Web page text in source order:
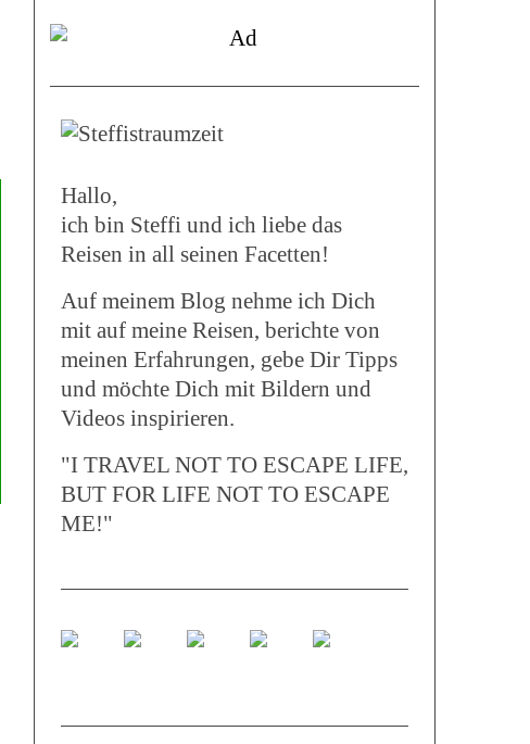
Hallo,
ich bin Steffi und ich liebe das
Reisen in all seinen Facetten!
Auf meinem Blog nehme ich Dich
mit auf meine Reisen, berichte von
meinen Erfahrungen, gebe Dir Tipps
und möchte Dich mit Bildern und
Videos inspirieren.
"I TRAVEL NOT TO ESCAPE LIFE,
BUT FOR LIFE NOT TO ESCAPE
ME!"